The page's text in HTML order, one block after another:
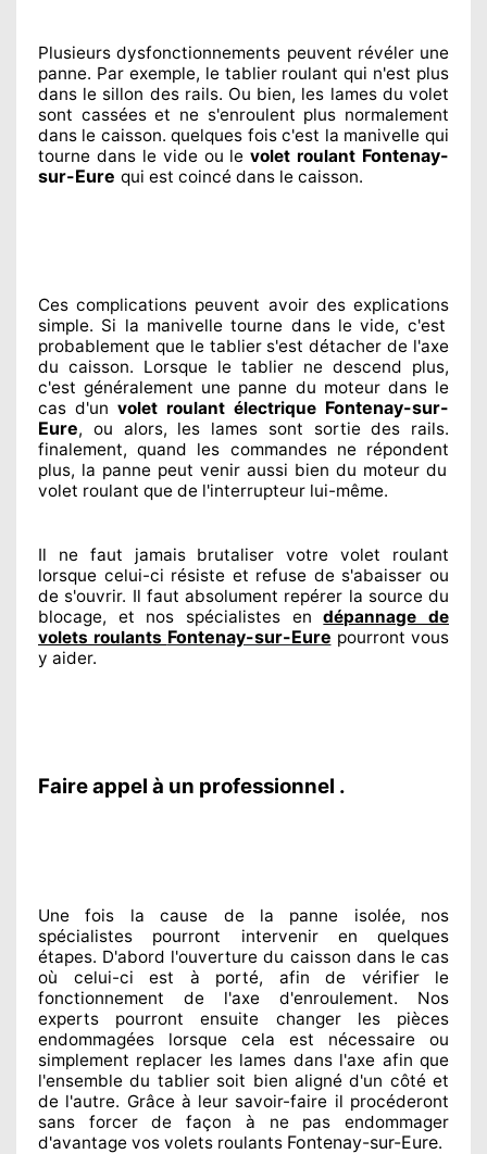
Plusieurs dysfonctionnements peuvent révélerune
panne. Par exemple, le tablier roulant qui n'est plus
dans le sillon des rails. Ou bien, les lames du volet
sont casséeset ne s'enroulent plus normalement
dans le caisson. quelques foisc'est la manivelle qui
tourne dans le vide ou levolet roulant Fontenay-
sur-Eure qui est coincé dans le caisson.
Ces complications peuvent avoir des explications
simple. Si la manivelle tourne dans le vide, c'est
probablement que le tablier s'est détacher de l'axe
du caisson. Lorsque le tablier ne descend plus,
c'est généralement une panne du moteur dans le
cas d'un volet roulant électrique Fontenay-sur-
Eure, ou alors, les lames sont sortiedes rails.
finalement, quand les commandes ne répondent
plus, la panne peut venir aussi bien du moteur du
volet roulant que de l'interrupteur lui-même.
Il ne faut jamais brutaliser votre volet roulant
lorsque celui-ci résiste et refuse de s'abaisser ou
de s'ouvrir. Il faut absolument repérer la sourcedu
blocage, et nos spécialistes endépannage de
volets roulants Fontenay-sur-Eure pourront vous
y aider.
Faire appel à un professionnel .
Une fois la cause de la panne isolée, nos
spécialistes pourront intervenir en quelques
étapes. D'abord l'ouverture du caisson dans le cas
où celui-ci est à porté, afin de vérifier le
fonctionnement de l'axe d'enroulement. Nos
experts pourront ensuite changerles pièces
endommagées lorsque cela est nécessaire ou
simplement replacer les lames dans l'axe afin que
l'ensemble du tablier soit bien aligné d'un côté et
de l'autre. Grâce à leur savoir-faire il procéderont
sans forcer de façon à ne pas endommager
d'avantage vos volets roulants Fontenay-sur-Eure.